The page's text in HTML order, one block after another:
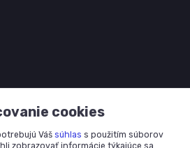
cookies
Váš súhlas s použitím súborov
zobrazovať informácie týkajúce sa